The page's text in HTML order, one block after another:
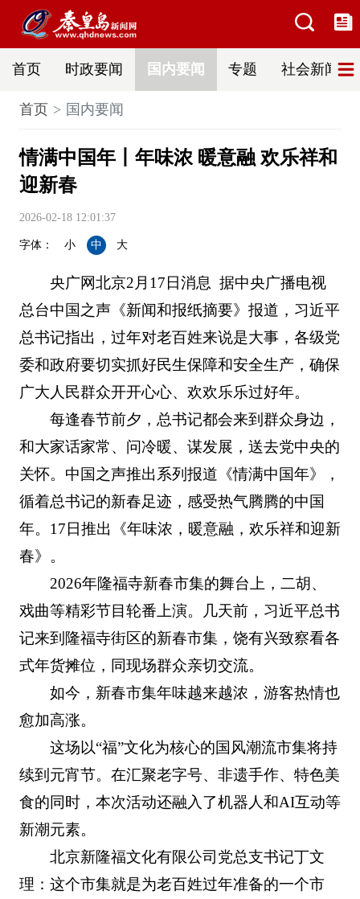
首页 时政要闻 国内要闻 专题 社会新闻
首页 国内要闻
情满中国年丨年味浓 暖意融 欢乐祥和
迎新春
2026-02-18 12:01:37
字体： 小 中 大
央广网北京2月17日消息 据中央广播电视
总台中国之声《新闻和报纸摘要》报道，习近平
总书记指出，过年对老百姓来说是大事，各级党
委和政府要切实抓好民生保障和安全生产，确保
广大人民群众开开心心、欢欢乐乐过好年。
每逢春节前夕，总书记都会来到群众身边，
和大家话家常、问冷暖、谋发展，送去党中央的
关怀。中国之声推出系列报道《情满中国年》，
循着总书记的新春足迹，感受热气腾腾的中国
年。17日推出《年味浓，暖意融，欢乐祥和迎新
春》。
2026年隆福寺新春市集的舞台上，二胡、
戏曲等精彩节目轮番上演。几天前，习近平总书
记来到隆福寺街区的新春市集，饶有兴致察看各
式年货摊位，同现场群众亲切交流。
如今，新春市集年味越来越浓，游客热情也
愈加高涨。
这场以“福”文化为核心的国风潮流市集将持
续到元宵节。在汇聚老字号、非遗手作、特色美
食的同时，本次活动还融入了机器人和AI互动等
新潮元素。
北京新隆福文化有限公司党总支书记丁文
理：这个市集就是为老百姓过年准备的一个市